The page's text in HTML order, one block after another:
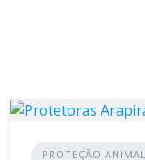
PROTEÇÃO ANIMAL